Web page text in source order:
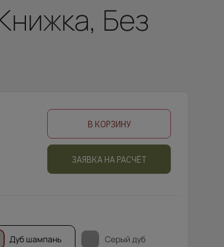
Без
В КОРЗИНУ
ЗАЯВКА НА РАСЧЁТ
Дуб шампань Серый дуб